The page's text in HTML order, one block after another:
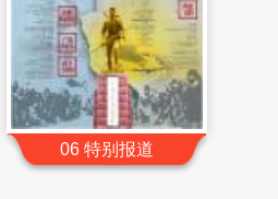
06 特别报道